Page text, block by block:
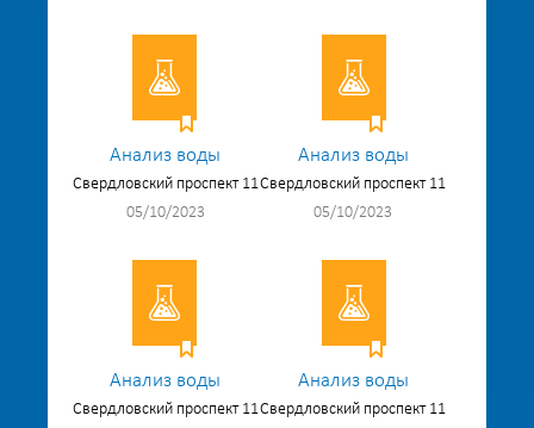
Анализ воды
Свердловский проспект 11
05/10/2023
Анализ воды
Свердловский проспект 11
05/10/2023
Анализ воды
Свердловский проспект 11
Анализ воды
Свердловский проспект 11